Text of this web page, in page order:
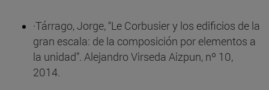
·Tárrago, Jorge, “Le Corbusier y los edificios de la
gran escala: de la composición por elementos a
la unidad”. Alejandro Virseda Aizpun, nº 10,
2014.